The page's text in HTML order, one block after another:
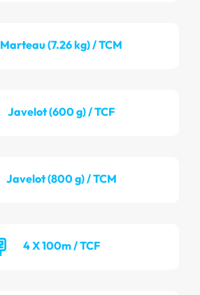
Marteau (7.26 kg) / TCM
Javelot (600 g) / TCF
Javelot (800 g) / TCM
4 X 100m / TCF